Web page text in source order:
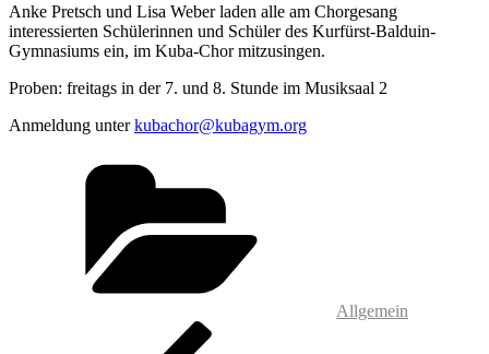
Anke Pretsch und Lisa Weber laden alle am Chorgesang
interessierten Schülerinnen und Schüler des Kurfürst-Balduin-
Gymnasiums ein, im Kuba-Chor mitzusingen.
Proben: freitags in der 7. und 8. Stunde im Musiksaal 2
Anmeldung unterkubachor@kubagym.org
Allgemein
Beitragsnavigation